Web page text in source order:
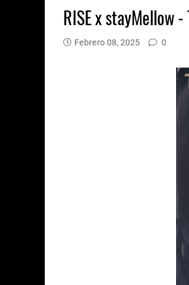
RISE x stayMellow
Febrero 08, 2025 0